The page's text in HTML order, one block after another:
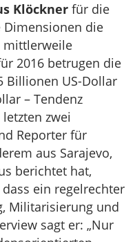
Klöckner für die
Dimensionen die
mittlerweile
2016 betrugen die
Billionen US-Dollar
– Tendenz
zwei
Reporter für
aus Sarajevo,
berichtet hat,
ein regelrechter
Militarisierung und
sagt er: „Nur